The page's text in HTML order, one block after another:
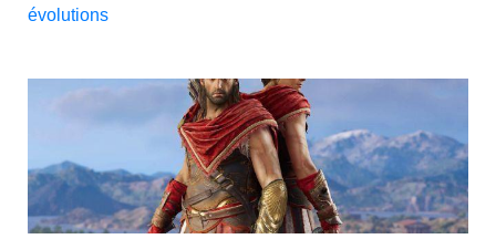
évolutions